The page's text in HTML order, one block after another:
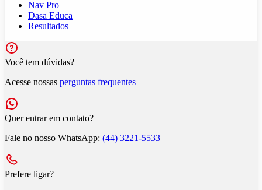
Nav Pro
Dasa Educa
Resultados
Você tem dúvidas?
Acesse nossas perguntas frequentes
Quer entrar em contato?
Fale no nosso WhatsApp: (44) 3221-5533
Prefere ligar?